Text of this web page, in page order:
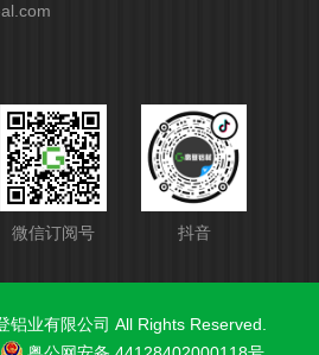
微信订阅号 抖音
铝业有限公司 All Rights Reserved.